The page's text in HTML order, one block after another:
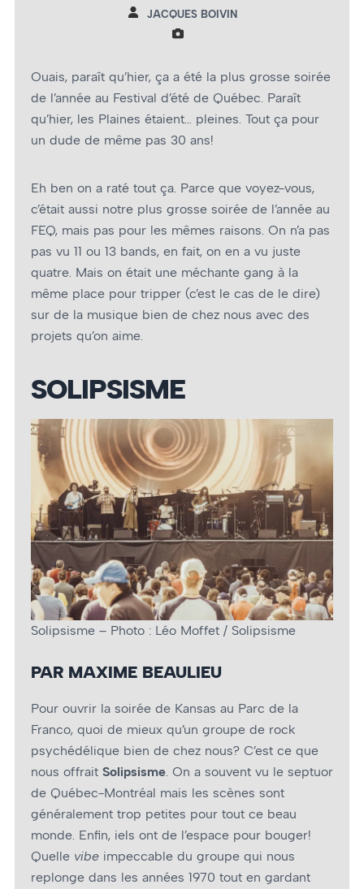
JACQUES BOIVIN
Ouais, paraît qu’hier, ça a été la plus grosse soirée
de l’année au Festival d’été de Québec. Paraît
qu’hier, les Plaines étaient… pleines. Tout ça pour
un dude de même pas 30 ans!
Eh ben on a raté tout ça. Parce que voyez-vous,
c’était aussi notre plus grosse soirée de l’année au
FEQ, mais pas pour les mêmes raisons. On n’a pas
pas vu 11 ou 13 bands, en fait, on en a vu juste
quatre. Mais on était une méchante gang à la
même place pour tripper (c’est le cas de le dire)
sur de la musique bien de chez nous avec des
projets qu’on aime.
SOLIPSISME
Solipsisme – Photo : Léo Moffet / Solipsisme
PAR MAXIME BEAULIEU
Pour ouvrir la soirée de Kansas au Parc de la
Franco, quoi de mieux qu’un groupe de rock
psychédélique bien de chez nous? C’est ce que
nous offrait Solipsisme . On a souvent vu le septuor
de Québec-Montréal mais les scènes sont
généralement trop petites pour tout ce beau
monde. Enfin, iels ont de l’espace pour bouger!
Quelle vibe impeccable du groupe qui nous
replonge dans les années 1970 tout en gardant